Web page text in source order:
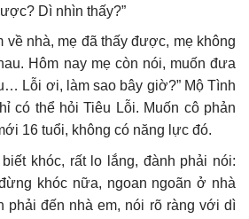
Dì nhìn thấy?”
về nhà, mẹ đã thấy được, mẹ không
Hôm nay mẹ còn nói, muốn đưa
Lỗi ơi, làm sao bây giờ?” Mộ Tình
có thể hỏi Tiêu Lỗi. Muốn cô phản
16 tuổi, không có năng lực đó.
khóc, rất lo lắng, đành phải nói:
khóc nữa, ngoan ngoãn ở nhà
phải đến nhà em, nói rõ ràng với dì